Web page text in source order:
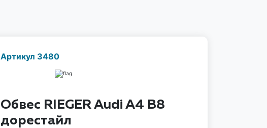
Артикул 3480
Обвес RIEGER Audi A4 B8
дорестайл